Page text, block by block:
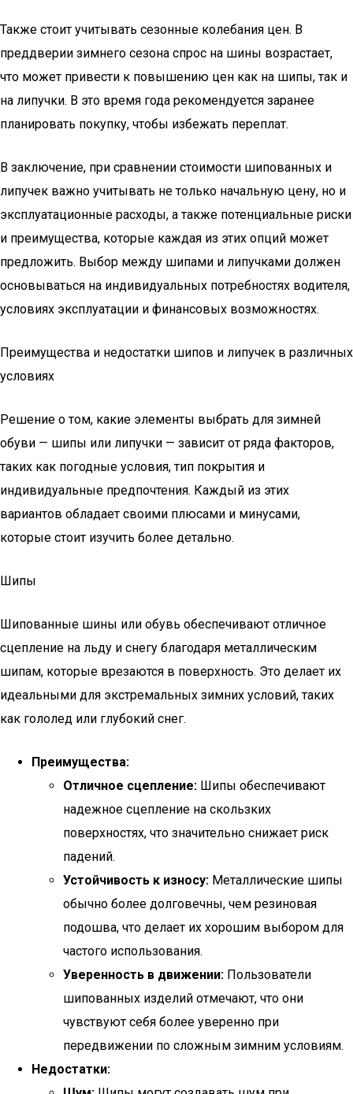
Также стоит учитывать сезонные колебания цен. В
преддверии зимнего сезона спрос на шины возрастает,
что может привести к повышению цен как на шипы, так и
на липучки. В это время года рекомендуется заранее
планировать покупку, чтобы избежать переплат.
В заключение, при сравнении стоимости шипованных и
липучек важно учитывать не только начальную цену, но и
эксплуатационные расходы, а также потенциальные риски
и преимущества, которые каждая из этих опций может
предложить. Выбор между шипами и липучками должен
основываться на индивидуальных потребностях водителя,
условиях эксплуатации и финансовых возможностях.
Преимущества и недостатки шипов и липучек в различных
условиях
Решение о том, какие элементы выбрать для зимней
обуви — шипы или липучки — зависит от ряда факторов,
таких как погодные условия, тип покрытия и
индивидуальные предпочтения. Каждый из этих
вариантов обладает своими плюсами и минусами,
которые стоит изучить более детально.
Шипы
Шипованные шины или обувь обеспечивают отличное
сцепление на льду и снегу благодаря металлическим
шипам, которые врезаются в поверхность. Это делает их
идеальными для экстремальных зимних условий, таких
как гололед или глубокий снег.
Преимущества:
Отличное сцепление: Шипы обеспечивают
надежное сцепление на скользких
поверхностях, что значительно снижает риск
падений.
Устойчивость к износу: Металлические шипы
обычно более долговечны, чем резиновая
подошва, что делает их хорошим выбором для
частого использования.
Уверенность в движении: Пользователи
шипованных изделий отмечают, что они
чувствуют себя более уверенно при
передвижении по сложным зимним условиям.
Недостатки: